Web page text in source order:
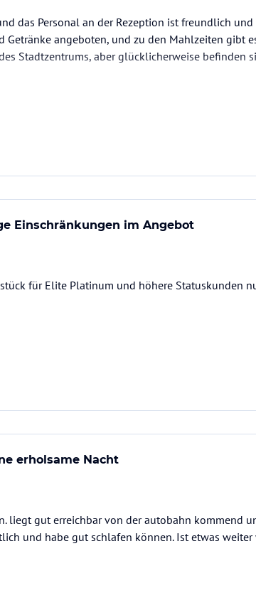
das Personal an der Rezeption ist freundlich
Getränke angeboten, und zu den Mahlzeiten gibt
Stadtzentrums, aber glücklicherweise befinden
Einschränkungen im Angebot
für Elite Platinum und höhere Statuskunden
erholsame Nacht
liegt gut erreichbar von der autobahn kommend
und habe gut schlafen können. Ist etwas